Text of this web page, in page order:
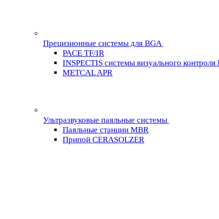
Прецизионные системы для BGA
PACE TF/IR
INSPECTIS системы визуального контроля
METCAL APR
Ультразвуковые паяльные системы
Паяльные станции MBR
Припой CERASOLZER